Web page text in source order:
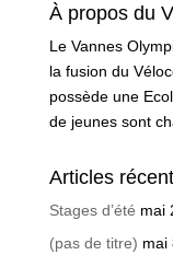
À propos du
Le Vannes
la fusion du
possède une
de jeunes sont
Articles
Stages d’été mai
(pas de titre) mai